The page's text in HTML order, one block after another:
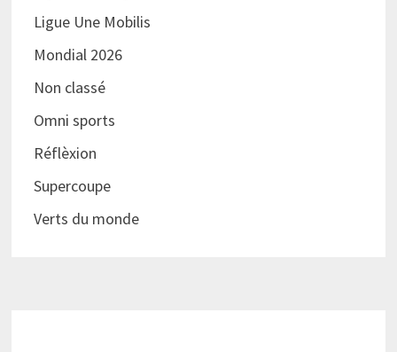
Ligue Une Mobilis
Mondial 2026
Non classé
Omni sports
Réflèxion
Supercoupe
Verts du monde